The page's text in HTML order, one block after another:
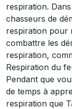
respiration.
chasseurs de
respiration pour
combattre les
respiration,
Respiration du
Pendant que
de temps à
respiration que